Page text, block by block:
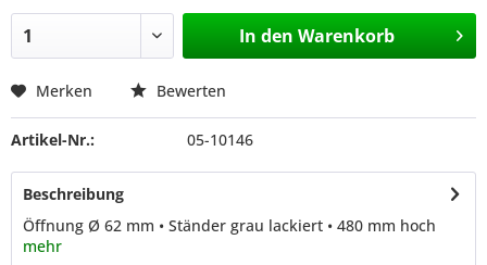
In den Warenkorb
Merken Bewerten
Artikel-Nr.: 05-10146
Beschreibung
Öffnung Ø 62 mm • Ständer grau lackiert • 480 mm hoch
mehr